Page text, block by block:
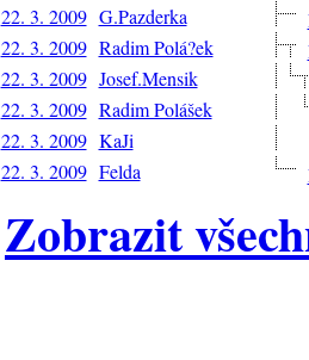
22. 3. 2009 G.Pazderka
22. 3. 2009 Radim Polá?ek
22. 3. 2009 Josef.Mensik
22. 3. 2009 Radim Polášek
22. 3. 2009 KaJi
22. 3. 2009 Felda
Zobrazit